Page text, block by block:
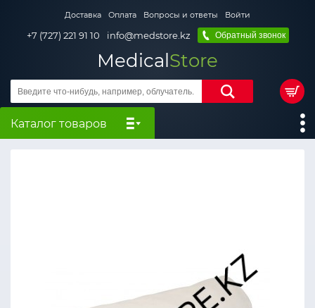
Доставка Оплата Вопросы и ответы Войти
+7 (727) 221 91 10 info@medstore.kz Обратный звонок
MedicalStore
Каталог товаров